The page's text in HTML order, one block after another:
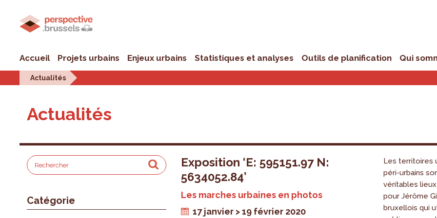
Accueil Projets urbains Enjeux urbains Statistiques et analyses Outils de planification Qui
Actualités
Actualités
Catégorie
Exposition ‘E: 595151.97 N:
5634052.84’
Les marches urbaines en photos
17 janvier > 19 février 2020
Les territoires
péri-urbains
véritables lieux
pour Jérôme
bruxellois qui